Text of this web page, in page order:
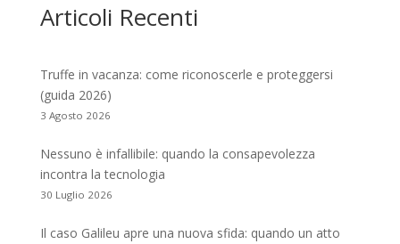
Articoli Recenti
Truffe in vacanza: come riconoscerle e proteggersi
(guida 2026)
3 Agosto 2026
Nessuno è infallibile: quando la consapevolezza
incontra la tecnologia
30 Luglio 2026
Il caso Galileu apre una nuova sfida: quando un atto